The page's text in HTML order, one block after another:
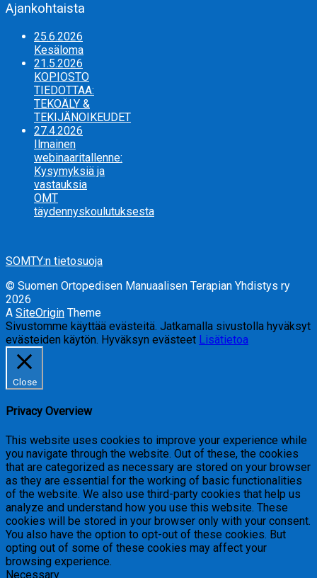
Ajankohtaista
25.6.2026
Kesäloma
21.5.2026
KOPIOSTO
TIEDOTTAA:
TEKOÄLY &
TEKIJÄNOIKEUDET
27.4.2026
Ilmainen
webinaaritallenne:
Kysymyksiä ja
vastauksia
OMT
täydennyskoulutuksesta
SOMTY:n tietosuoja
© Suomen Ortopedisen Manuaalisen Terapian Yhdistys ry
2026
A SiteOrigin Theme
Sivustomme käyttää evästeitä. Jatkamalla sivustolla hyväksyt
evästeiden käytön. Hyväksyn evästeet Lisätietoa
Close
Privacy Overview
This website uses cookies to improve your experience while
you navigate through the website. Out of these, the cookies
that are categorized as necessary are stored on your browser
as they are essential for the working of basic functionalities
of the website. We also use third-party cookies that help us
analyze and understand how you use this website. These
cookies will be stored in your browser only with your consent.
You also have the option to opt-out of these cookies. But
opting out of some of these cookies may affect your
browsing experience.
Necessary